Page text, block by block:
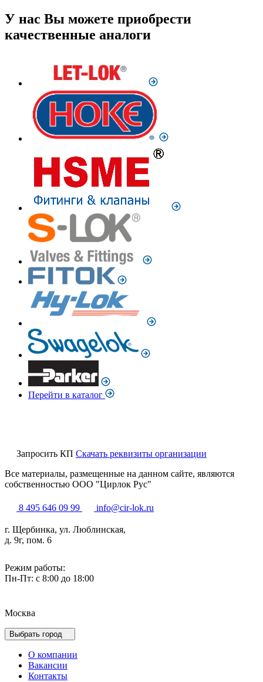
У нас Вы можете приобрести
качественные аналоги
Перейти в каталог
Запросить КП Скачать реквизиты организации
Все материалы, размещенные на данном сайте, являются
собственностью ООО "Цирлок Рус"
8 495 646 09 99 info@cir-lok.ru
г. Щербинка, ул. Люблинская,
д. 9г, пом. 6
Режим работы:
Пн-Пт: с 8:00 до 18:00
Москва
Выбрать город
О компании
Вакансии
Контакты